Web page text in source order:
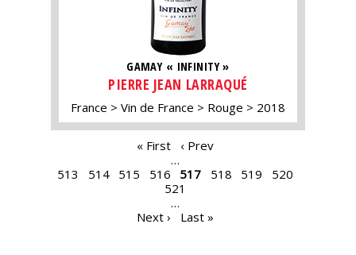
GAMAY « INFINITY »
PIERRE JEAN LARRAQUÉ
France Vin de France Rouge 2018
« First
‹ Prev
…
513
514 515 516 517 518 519
520
521
…
Next ›
Last »